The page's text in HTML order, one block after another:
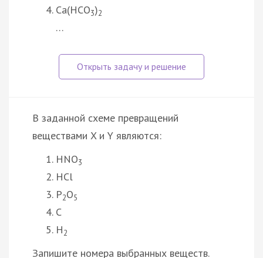
Ca(HCO3)2
…
В заданной схеме превращений
веществами X и Y являются:
HNO3
HCl
P2O5
C
H2
Запишите номера выбранных веществ.